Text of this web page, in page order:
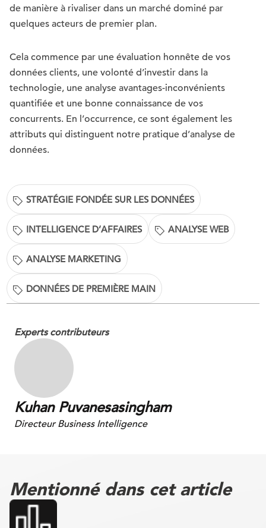
de manière à rivaliser dans un marché dominé par
quelques acteurs de premier plan.
Cela commence par une évaluation honnête de vos
données clients, une volonté d’investir dans la
technologie, une analyse avantages-inconvénients
quantifiée et une bonne connaissance de vos
concurrents. En l’occurrence, ce sont également les
attributs qui distinguent notre pratique d’analyse de
données.
STRATÉGIE FONDÉE SUR LES DONNÉES
INTELLIGENCE D’AFFAIRES ANALYSE WEB
ANALYSE MARKETING
DONNÉES DE PREMIÈRE MAIN
Experts contributeurs
Kuhan Puvanesasingham
Directeur Business Intelligence
Mentionné dans cet article